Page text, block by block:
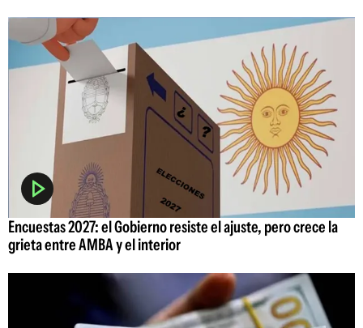
Encuestas 2027: el Gobierno resiste el ajuste, pero crece la
grieta entre AMBA y el interior